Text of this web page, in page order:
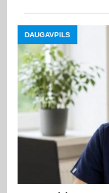
DAUGAVPILS